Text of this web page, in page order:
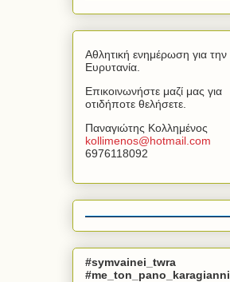
Αθλητική ενημέρωση για την
Ευρυτανία.
Επικοινωνήστε μαζί μας για
οτιδήποτε θελήσετε.
Παναγιώτης Κολλημένος
kollimenos@hotmail com
6976118092
#symvainei_twra
#me_ton_pano_karagianni